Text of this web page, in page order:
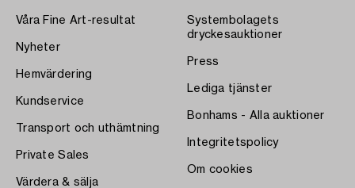
Våra Fine Art-resultat
Nyheter
Hemvärdering
Kundservice
Transport och uthämtning
Private Sales
Värdera & sälja
Systembolagets
dryckesauktioner
Press
Lediga tjänster
Bonhams - Alla auktioner
Integritetspolicy
Om cookies